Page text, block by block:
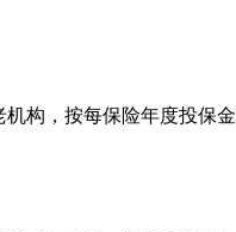
构，按每保险年度投保